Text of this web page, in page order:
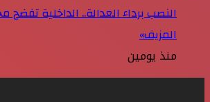
النصب برداء العدالة.. الداخلية
المزيف»
منذ يومين